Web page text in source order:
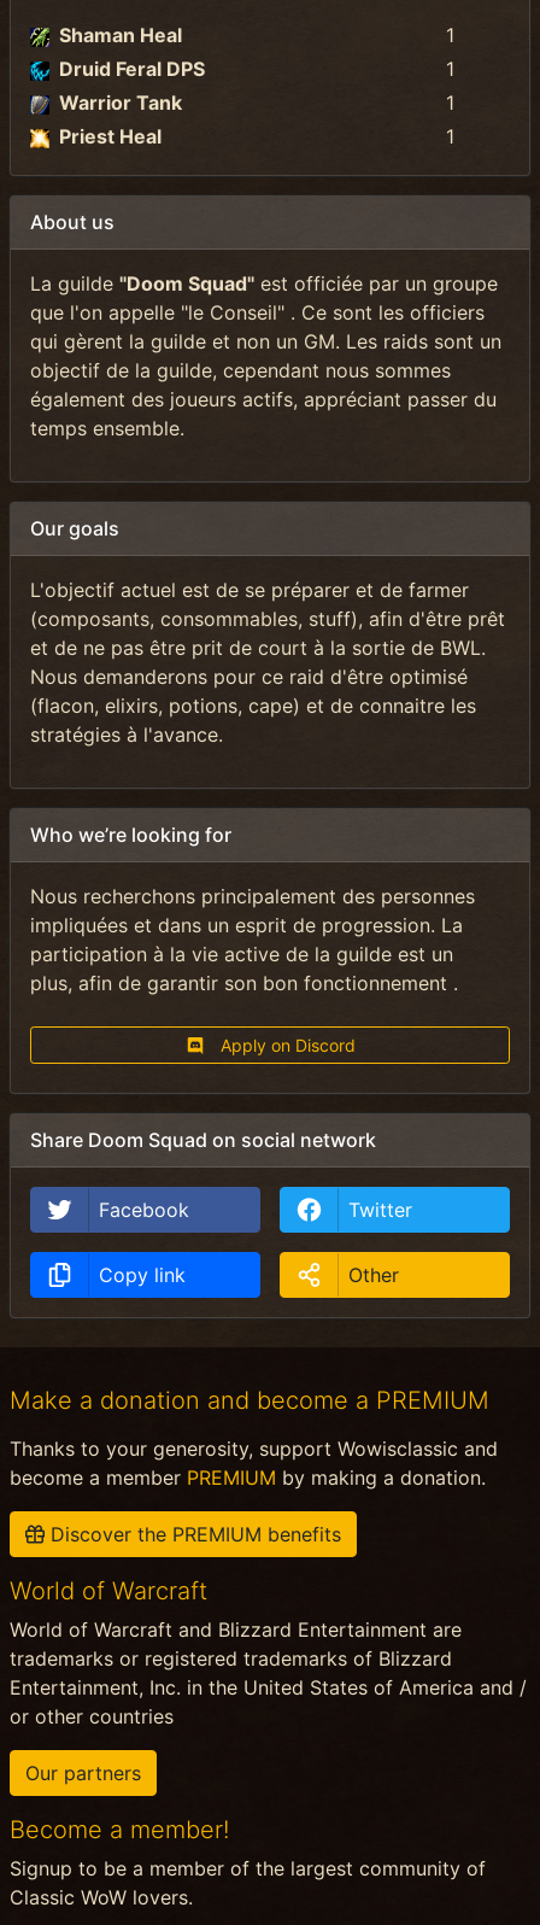
Shaman Heal
1
Druid Feral DPS
1
Warrior Tank
1
Priest Heal
1
About us
La guilde "Doom Squad" est officiée par un groupe
que l'on appelle "le Conseil" . Ce sont les officiers
qui gèrent la guilde et non un GM. Les raids sont un
objectif de la guilde, cependant nous sommes
également des joueurs actifs, appréciant passer du
temps ensemble.
Our goals
L'objectif actuel est de se préparer et de farmer
(composants, consommables, stuff), afin d'être prêt
et de ne pas être prit de court à la sortie de BWL.
Nous demanderons pour ce raid d'être optimisé
(flacon, elixirs, potions, cape) et de connaitre les
stratégies à l'avance.
Who we’re looking for
Nous recherchons principalement des personnes
impliquées et dans un esprit de progression. La
participation à la vie active de la guilde est un
plus, afin de garantir son bon fonctionnement .
Apply on Discord
Share Doom Squad on social network
Facebook Twitter
Copy link Other
Make a donation and become a PREMIUM
Thanks to your generosity, support Wowisclassic and
become a member PREMIUM by making a donation.
Discover the PREMIUM benefits
World of Warcraft
World of Warcraft and Blizzard Entertainment are
trademarks or registered trademarks of Blizzard
Entertainment, Inc. in the United States of America and /
or other countries
Our partners
Become a member!
Signup to be a member of the largest community of
Classic WoW lovers.